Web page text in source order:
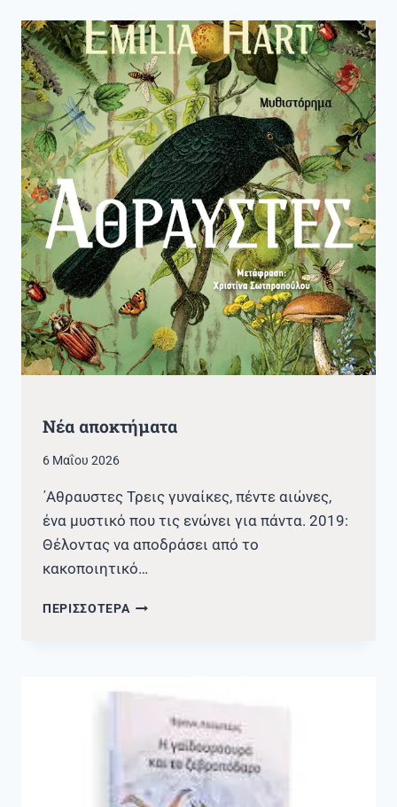
Νέα αποκτήματα
6 Μαΐου 2026
΄Αθραυστες Τρεις γυναίκες, πέντε αιώνες,
ένα μυστικό που τις ενώνει για πάντα. 2019:
Θέλοντας να αποδράσει από το
κακοποιητικό…
ΠΕΡΙΣΣΟΤΕΡΑ ΝΈΑ